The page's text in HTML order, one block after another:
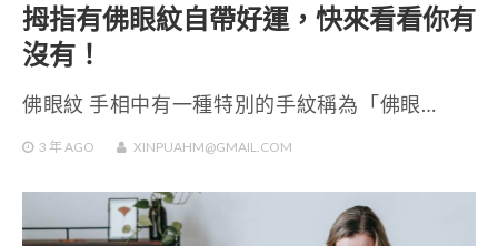
拇指有佛眼紋自帶好運，快來看看你有
沒有！
佛眼紋 手相中有一種特別的手紋稱為「佛眼…
3 年 AGO XINPUAHM@GMAIL.COM